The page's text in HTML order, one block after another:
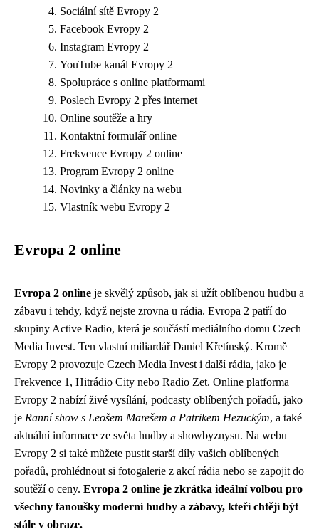
Sociální sítě Evropy 2
Facebook Evropy 2
Instagram Evropy 2
YouTube kanál Evropy 2
Spolupráce s online platformami
Poslech Evropy 2 přes internet
Online soutěže a hry
Kontaktní formulář online
Frekvence Evropy 2 online
Program Evropy 2 online
Novinky a články na webu
Vlastník webu Evropy 2
Evropa 2 online
Evropa 2 online je skvělý způsob, jak si užít oblíbenou hudbu a
zábavu i tehdy, když nejste zrovna u rádia. Evropa 2 patří do
skupiny Active Radio, která je součástí mediálního domu Czech
Media Invest. Ten vlastní miliardář Daniel Křetínský. Kromě
Evropy 2 provozuje Czech Media Invest i další rádia, jako je
Frekvence 1, Hitrádio City nebo Radio Zet. Online platforma
Evropy 2 nabízí živé vysílání, podcasty oblíbených pořadů, jako
je Ranní show s Leošem Marešem a Patrikem Hezuckým, a také
aktuální informace ze světa hudby a showbyznysu. Na webu
Evropy 2 si také můžete pustit starší díly vašich oblíbených
pořadů, prohlédnout si fotogalerie z akcí rádia nebo se zapojit do
soutěží o ceny. Evropa 2 online je zkrátka ideální volbou pro
všechny fanoušky moderní hudby a zábavy, kteří chtějí být
stále v obraze.